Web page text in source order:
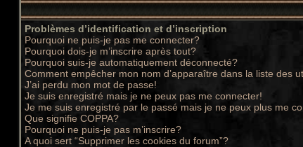
Problèmes d’identification et d’inscription
Pourquoi ne puis-je pas me connecter?
Pourquoi dois-je m’inscrire après tout?
Pourquoi suis-je automatiquement déconnecté?
Comment empêcher mon nom d’apparaître dans la liste des
J’ai perdu mon mot de passe!
Je suis enregistré mais je ne peux pas me connecter!
Je me suis enregistré par le passé mais je ne peux plus me
Que signifie COPPA?
Pourquoi ne puis-je pas m’inscrire?
A quoi sert “Supprimer les cookies du forum”?